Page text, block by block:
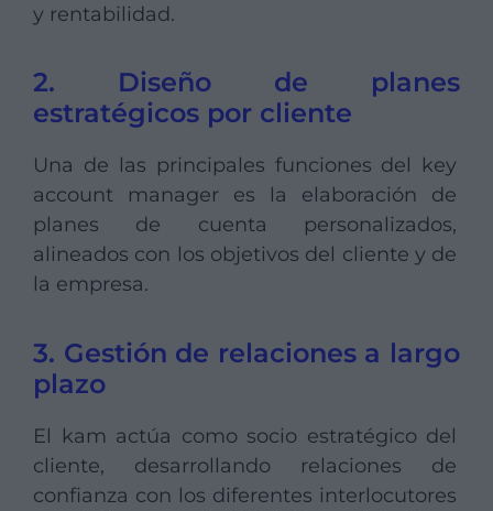
y rentabilidad.
2. Diseño de planes
estratégicos por cliente
Una de las principales funciones del key
account manager es la elaboración de
planes de cuenta personalizados,
alineados con los objetivos del cliente y de
la empresa.
3. Gestión de relaciones a largo
plazo
El kam actúa como socio estratégico del
cliente, desarrollando relaciones de
confianza con los diferentes interlocutores